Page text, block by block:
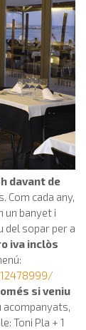
davant de
Com cada any,
un banyet i
del sopar per a
iva inclòs
si veniu
acompanyats,
Toni Pla + 1